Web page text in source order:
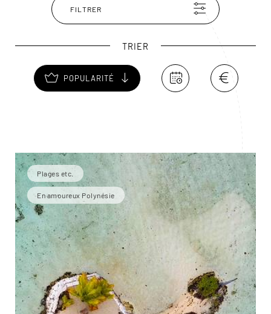
FILTRER
TRIER
POPULARITÉ
Plages etc.
En amoureux Polynésie